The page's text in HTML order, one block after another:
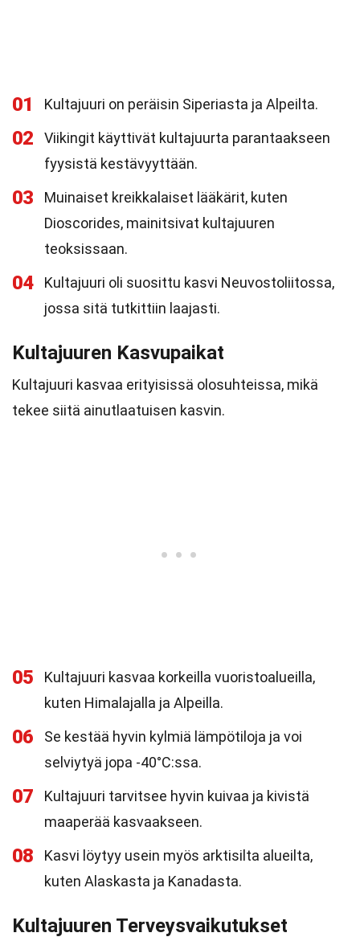
01 Kultajuuri on peräisin Siperiasta ja Alpeilta.
02
Viikingit käyttivät kultajuurta parantaakseen
fyysistä kestävyyttään.
03
Muinaiset kreikkalaiset lääkärit, kuten
Dioscorides, mainitsivat kultajuuren
teoksissaan.
04
Kultajuuri oli suosittu kasvi Neuvostoliitossa,
jossa sitä tutkittiin laajasti.
Kultajuuren Kasvupaikat
Kultajuuri kasvaa erityisissä olosuhteissa, mikä
tekee siitä ainutlaatuisen kasvin.
05
Kultajuuri kasvaa korkeilla vuoristoalueilla,
kuten Himalajalla ja Alpeilla.
06
Se kestää hyvin kylmiä lämpötiloja ja voi
selviytyä jopa -40°C:ssa.
07
Kultajuuri tarvitsee hyvin kuivaa ja kivistä
maaperää kasvaakseen.
08
Kasvi löytyy usein myös arktisilta alueilta,
kuten Alaskasta ja Kanadasta.
Kultajuuren Terveysvaikutukset